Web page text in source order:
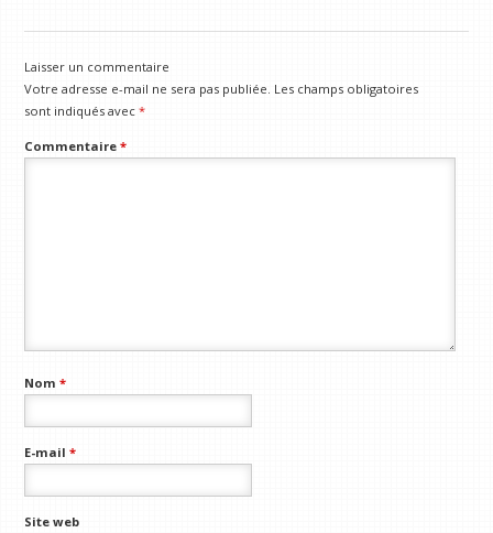
Laisser un commentaire
Votre adresse e-mail ne sera pas publiée. Les champs obligatoires
sont indiqués avec*
Commentaire*
Nom*
E-mail*
Site web